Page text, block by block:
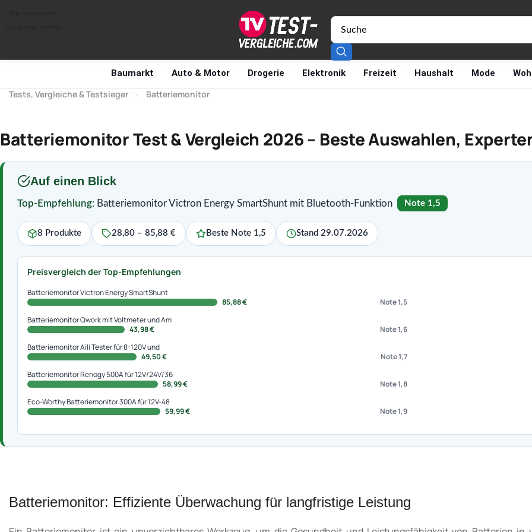
Baumarkt Auto & Motor Drogerie Elektronik Freizeit Haushalt Mode
Tests, Vergleiche & Testsieger » Batteriemonitor
Batteriemonitor Test & Vergleich 2026 – Beste Auswahlen,
Auf einen Blick
Top-Empfehlung: Batteriemonitor Victron Energy SmartShunt mit Bluetooth-Funktion Note 1,5
8 Produkte 28,80 – 85,88 € Beste Note 1,5 Stand 29.07.2026
Preisvergleich der Top-Empfehlungen
Batteriemonitor Victron Energy SmartShunt
85,88 €
Note 1,5
Batteriemonitor Qwork mit Voltmeter und Am
43,98 €
Note 1,6
Batteriemonitor Aili Tester für 8-120V und
49,50 €
Note 1,7
Batteriemonitor Renogy 500A für 12V/24V/36
58,99 €
Note 1,8
Eco-Worthy Batteriemonitor 300A für 12V-48
59,99 €
Note 1,9
Batteriemonitor: Effiziente Überwachung für langfristige Leistung